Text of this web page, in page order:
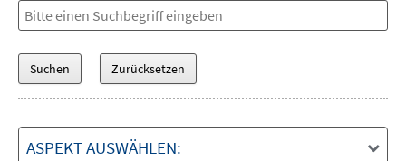
ASPEKT AUSWÄHLEN: